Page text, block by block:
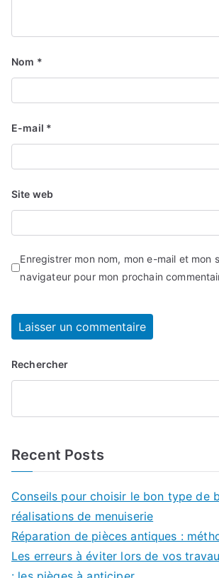
Nom *
E-mail *
Site web
Enregistrer mon nom, mon e-mail et mon
navigateur pour mon prochain
Rechercher
Recent Posts
Conseils pour choisir le bon type de
réalisations de menuiserie
Réparation de pièces antiques :
Les erreurs à éviter lors de vos